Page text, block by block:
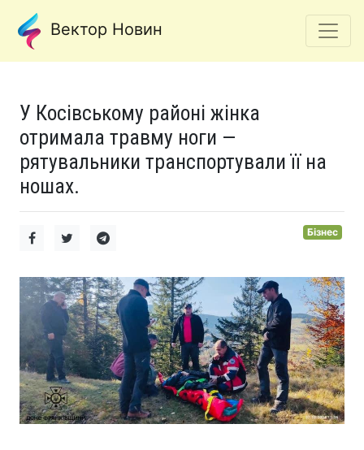
Вектор Новин
У Косівському районі жінка
отримала травму ноги —
рятувальники транспортували її на
ношах.
Бізнес